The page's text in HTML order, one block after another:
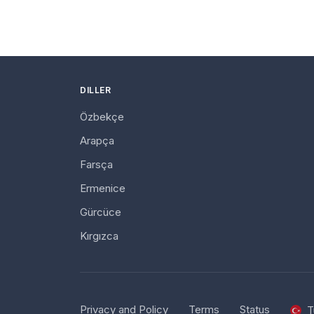
DILLER
Özbekçe
Arapça
Farsça
Ermenice
Gürcüce
Kırgızca
Privacy and Policy Terms Status